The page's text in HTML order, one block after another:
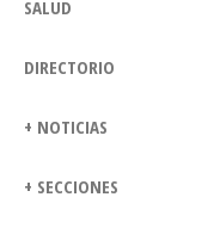
SALUD
DIRECTORIO
+ NOTICIAS
+ SECCIONES